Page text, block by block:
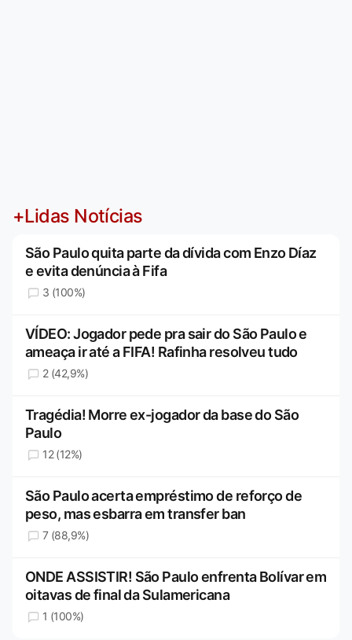
+Lidas Notícias
São Paulo quita parte da dívida com Enzo Díaz
e evita denúncia à Fifa
3 (100%)
VÍDEO: Jogador pede pra sair do São Paulo e
ameaça ir até a FIFA! Rafinha resolveu tudo
2 (42,9%)
Tragédia! Morre ex-jogador da base do São
Paulo
12 (12%)
São Paulo acerta empréstimo de reforço de
peso, mas esbarra em transfer ban
7 (88,9%)
ONDE ASSISTIR! São Paulo enfrenta Bolívar em
oitavas de final da Sulamericana
1 (100%)